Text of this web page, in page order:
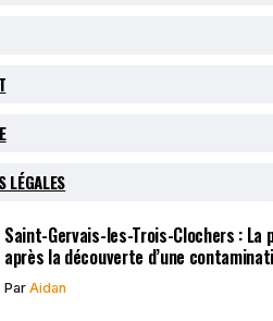
LÉGALES
Saint-Gervais-les-Trois-Clochers :
après la découverte d’une
Par Aidan